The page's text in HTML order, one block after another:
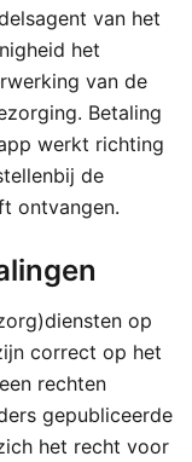
van het
het
van de
Betaling
werkt richting
de
ontvangen.
op
correct op het
rechten
gepubliceerde
het recht voor